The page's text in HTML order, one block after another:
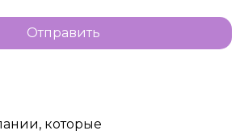
Отправить
которые